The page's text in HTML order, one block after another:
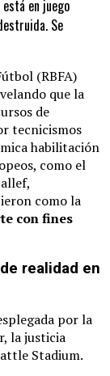
en juego
Se
(RBFA)
que la
de
tecnicismos
habilitación
como el
como la
con fines
realidad en
por la
la justicia
Stadium.